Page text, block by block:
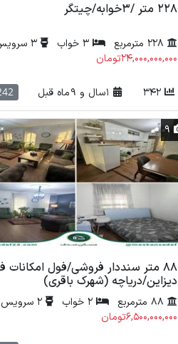
228 متر /3خوابه/چیتگر
3 خواب
3 سرویس
24,000,000,000تومان
9
88 متر سنددار فروشی/فول امکانات
دیزاین/دریاچه (شهرک باقری)
2 خواب
2 سرویس
6,500,000,000تومان